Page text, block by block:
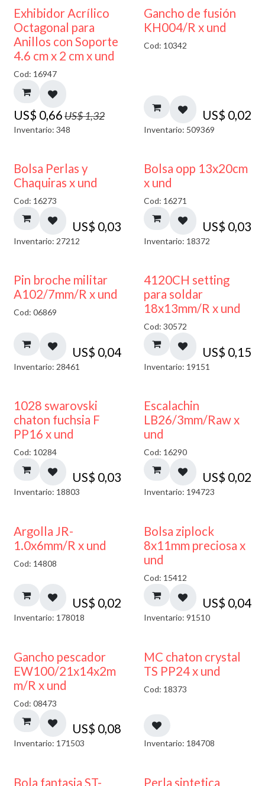
50% DESCUENTO
Exhibidor Acrílico
Octagonal para
Anillos con Soporte
4.6 cm x 2 cm x und
Cod: 16947
US$ 0,66US$1,32
Inventario: 348
Gancho de fusión
KH004/R x und
Cod: 10342
US$ 0,02
Inventario: 509369
Bolsa Perlas y
Chaquiras x und
Cod: 16273
US$ 0,03
Inventario: 27212
Bolsa opp 13x20cm
x und
Cod: 16271
US$ 0,03
Inventario: 18372
Pin broche militar
A102/7mm/R x und
Cod: 06869
US$ 0,04
Inventario: 28461
4120CH setting
para soldar
18x13mm/R x und
Cod: 30572
US$ 0,15
Inventario: 19151
1028 swarovski
chaton fuchsia F
PP16 x und
Cod: 10284
US$ 0,03
Inventario: 18803
Escalachin
LB26/3mm/Raw x
und
Cod: 16290
US$ 0,02
Inventario: 194723
Argolla JR-
1.0x6mm/R x und
Cod: 14808
US$ 0,02
Inventario: 178018
¡NUEVO!
Bolsa ziplock
8x11mm preciosa x
und
Cod: 15412
US$ 0,04
Inventario: 91510
Gancho pescador
EW100/21x14x2m
m/R x und
Cod: 08473
US$ 0,08
Inventario: 171503
MC chaton crystal
TS PP24 x und
Cod: 18373
Inventario: 184708
Bola fantasia ST- Perla sintetica